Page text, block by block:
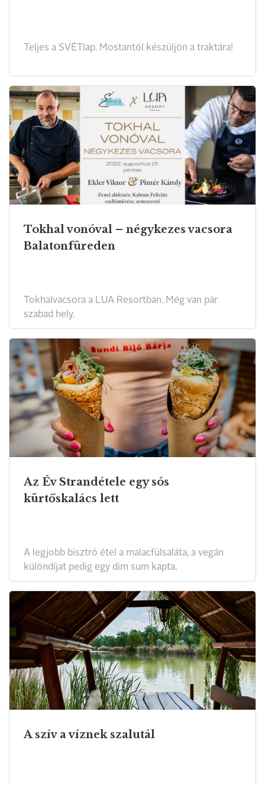
Teljes a SVÉTlap. Mostantól készüljön a traktára!
Tokhal vonóval – négykezes vacsora
Balatonfüreden
Tokhalvacsora a LUA Resortban. Még van pár
szabad hely.
Az Év Strandétele egy sós
kürtőskalács lett
A legjobb bisztró étel a malacfülsaláta, a vegán
különdíjat pedig egy dim sum kapta.
A szív a víznek szalutál